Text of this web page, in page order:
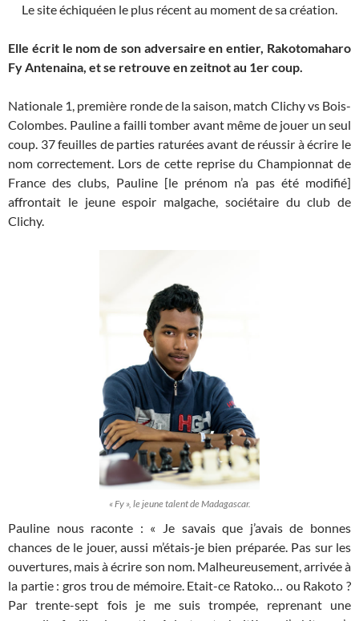
Le site échiquéen le plus récent au moment de sa création.
Elle écrit le nom de son adversaire en entier, Rakotomaharo
Fy Antenaina, et se retrouve en zeitnot au 1er coup.
Nationale 1, première ronde de la saison, match Clichy vs Bois-
Colombes. Pauline a failli tomber avant même de jouer un seul
coup. 37 feuilles de parties raturées avant de réussir à écrire le
nom correctement. Lors de cette reprise du Championnat de
France des clubs, Pauline [le prénom n’a pas été modifié]
affrontait le jeune espoir malgache, sociétaire du club de
Clichy.
« Fy », le jeune talent de Madagascar.
Pauline nous raconte : « Je savais que j’avais de bonnes
chances de le jouer, aussi m’étais-je bien préparée. Pas sur les
ouvertures, mais à écrire son nom. Malheureusement, arrivée à
la partie : gros trou de mémoire. Etait-ce Ratoko… ou Rakoto ?
Par trente-sept fois je me suis trompée, reprenant une